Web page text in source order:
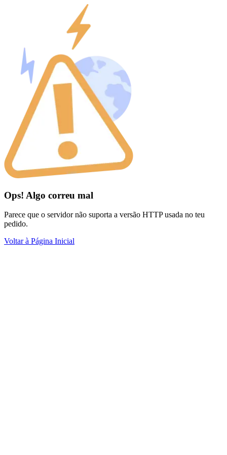
Ops! Algo correu mal
Parece que o servidor não suporta a versão HTTP usada no teu
pedido.
Voltar à Página Inicial